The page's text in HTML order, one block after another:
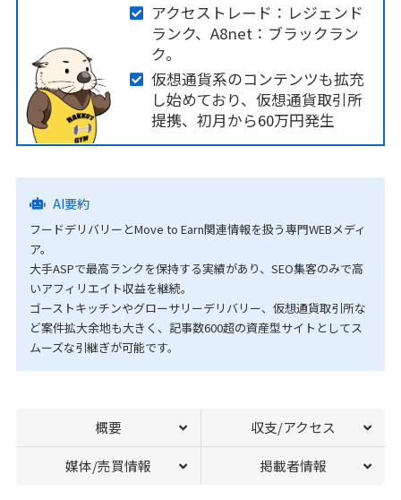
アクセストレード：レジェンド
ランク、A8net：ブラックラン
ク。
仮想通貨系のコンテンツも拡充
し始めており、仮想通貨取引所
提携、初月から60万円発生
AI要約
フードデリバリーとMove to Earn関連情報を扱う専門WEBメディ
ア。
大手ASPで最高ランクを保持する実績があり、SEO集客のみで高
いアフィリエイト収益を継続。
ゴーストキッチンやグローサリーデリバリー、仮想通貨取引所な
ど案件拡大余地も大きく、記事数600超の資産型サイトとしてス
ムーズな引継ぎが可能です。
概要 収支/アクセス
媒体/売買情報 掲載者情報